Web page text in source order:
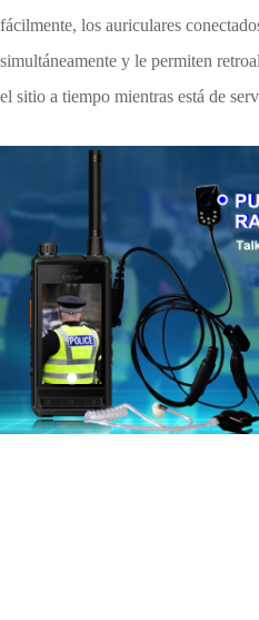
fácilmente, los auriculares
simultáneamente y le permiten
el sitio a tiempo mientras está de